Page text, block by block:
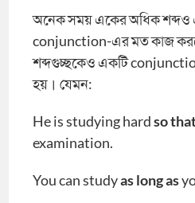
অনেক সময় একের অধিক শব্দও
conjunction-এর মত কাজ
শব্দগুচ্ছকেও একটি
হয়। যেমন:
He is studying hardso
examination.
You can studyas long as